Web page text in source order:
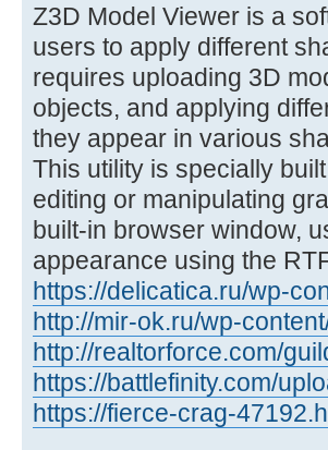
Z3D Model Viewer is a
users to apply different
requires uploading 3D
objects, and applying
they appear in various
This utility is specially
editing or manipulating
built-in browser window,
appearance using the
https://delicatica.ru/wp-
http://mir-ok.ru/wp-
http://realtorforce.com/
https://battlefinity.com/
https://fierce-crag-